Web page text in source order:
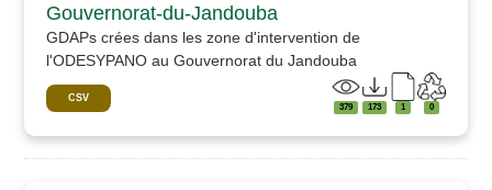
Gouvernorat-du-Jandouba
GDAPs crées dans les zone d'intervention de
l'ODESYPANO au Gouvernorat du Jandouba
CSV
379 173 1 0